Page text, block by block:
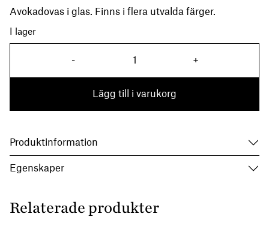
Avokadovas i glas. Finns i flera utvalda färger.
I lager
- Vas Avocado Clear mängd
+
Lägg till i varukorg
Produktinformation
Egenskaper
Relaterade produkter